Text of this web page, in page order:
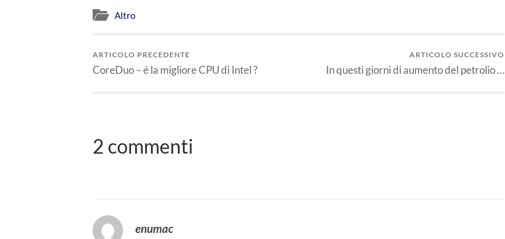
Altro
ARTICOLO PRECEDENTE
CoreDuo – é la migliore CPU di Intel ?
ARTICOLO SUCCESSIVO
In questi giorni di aumento del petrolio …
2 commenti
enumac